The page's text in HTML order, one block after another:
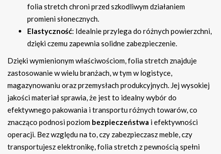
folia stretch chroni przed szkodliwym działaniem
promieni słonecznych.
Elastyczność: Idealnie przylega do różnych powierzchni,
dzięki czemu zapewnia solidne zabezpieczenie.
Dzięki wymienionym właściwościom, folia stretch znajduje
zastosowanie w wielu branżach, w tym w logistyce,
magazynowaniu oraz przemysłach produkcyjnych. Jej wysokiej
jakości materiał sprawia, że jest to idealny wybór do
efektywnego pakowania i transportu różnych towarów, co
znacząco podnosi poziom bezpieczeństwa i efektywności
operacji. Bez względu na to, czy zabezpieczasz meble, czy
transportujesz elektronikę, folia stretch z pewnością spełni